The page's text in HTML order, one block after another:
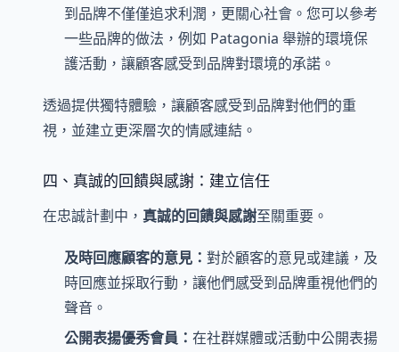
到品牌不僅僅追求利潤，更關心社會。您可以參考
一些品牌的做法，例如 Patagonia 舉辦的環境保
護活動，讓顧客感受到品牌對環境的承諾。
透過提供獨特體驗，讓顧客感受到品牌對他們的重
視，並建立更深層次的情感連結。
四、真誠的回饋與感謝：建立信任
在忠誠計劃中， 真誠的回饋與感謝至關重要。
及時回應顧客的意見： 對於顧客的意見或建議，及
時回應並採取行動，讓他們感受到品牌重視他們的
聲音。
公開表揚優秀會員： 在社群媒體或活動中公開表揚